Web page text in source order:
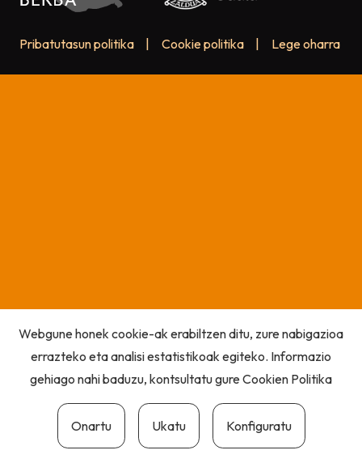
Pribatutasun politika Cookie politika Lege oharra
Webgune honek cookie-ak erabiltzen ditu, zure nabigazioa
errazteko eta analisi estatistikoak egiteko. Informazio
gehiago nahi baduzu, kontsultatu gureCookien Politika
Onartu Ukatu Konfiguratu